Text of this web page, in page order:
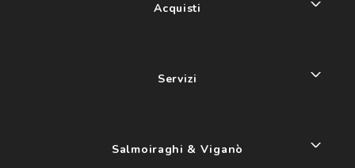
Acquisti
Servizi
Salmoiraghi & Viganò